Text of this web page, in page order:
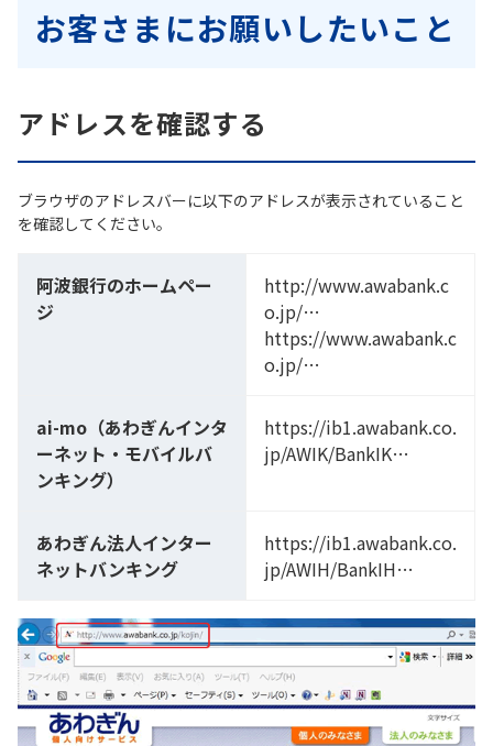
お客さまにお願いしたいこと
アドレスを確認する
ブラウザのアドレスバーに以下のアドレスが表示されていること
を確認してください。
阿波銀行のホームペー
ジ
http://www.awabank.c
o.jp/…
https://www.awabank.c
o.jp/…
ai-mo（あわぎんインタ
ーネット・モバイルバ
ンキング）
https://ib1.awabank.co.
jp/AWIK/BankIK…
あわぎん法人インター
ネットバンキング
https://ib1.awabank.co.
jp/AWIH/BankIH…